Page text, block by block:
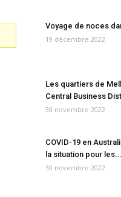
Voyage de noces
19 décembre 2022
Les quartiers de
Central Business
30 novembre 2022
COVID-19 en
la situation pour les...
30 novembre 2022